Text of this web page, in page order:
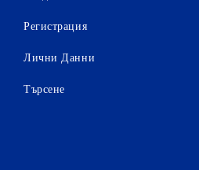
Регистрация
Лични Данни
Търсене